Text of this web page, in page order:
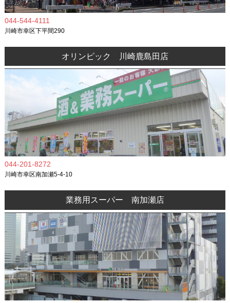
044-544-4111
川崎市幸区下平間290
オリンピック 川崎鹿島田店
044-201-8272
川崎市幸区南加瀬5-4-10
業務用スーパー 南加瀬店